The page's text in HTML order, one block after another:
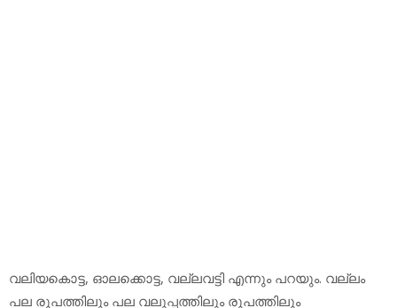
വലിയകൊട്ട, ഓലക്കൊട്ട, വല്ലവട്ടി എന്നും പറയും. വല്ലം
പല രൂപത്തിലും പല വലുപ്പത്തിലും രൂപത്തിലും